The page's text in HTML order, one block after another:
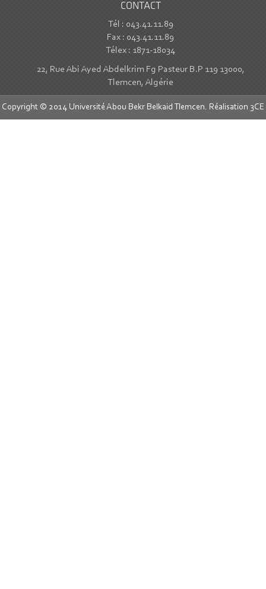
CONTACT
Tél : 043.41.11.89
Fax : 043.41.11.89
Télex : 1871-18034
22, Rue Abi Ayed Abdelkrim Fg Pasteur B.P 119 13000,
Tlemcen, Algérie
Copyright © 2014 Université Abou Bekr Belkaid Tlemcen. Réalisation 3CE